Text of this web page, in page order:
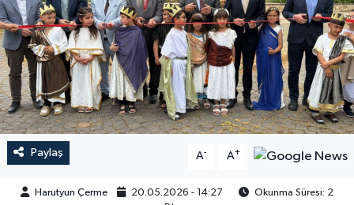
Paylaş A- A+
Harutyun Çerme 20.05.2026 - 14:27
Okunma Süresi: 2